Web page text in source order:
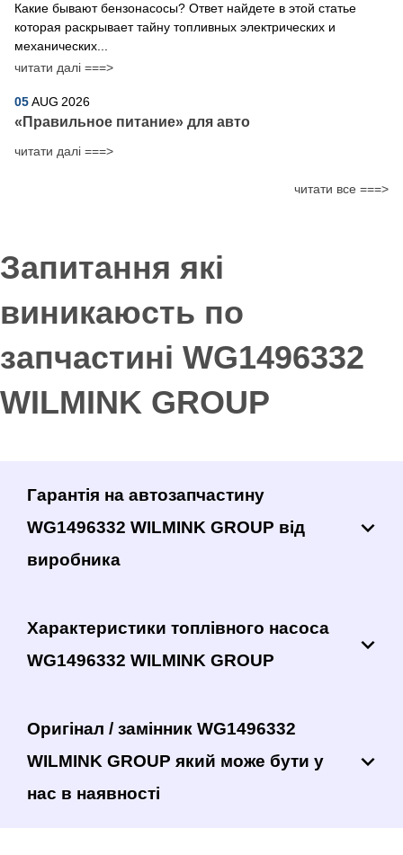
Какие бывают бензонасосы? Ответ найдете в этой статье
которая раскрывает тайну топливных электрических и
механических...
читати далі ===>
05AUG 2026
​«Правильное питание» для авто
читати далі ===>
читати все ===>
Запитання які
виникаюсть по
запчастині WG1496332
WILMINK GROUP
Гарантія на автозапчастину
WG1496332 WILMINK GROUP від
виробника
Характеристики топлівного насоса
WG1496332 WILMINK GROUP
Оригінал / замінник WG1496332
WILMINK GROUP який може бути у
нас в наявності